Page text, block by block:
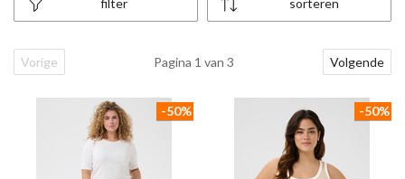
sorteren
filter
Vorige Pagina 1 van 3 Volgende
-50% -50%